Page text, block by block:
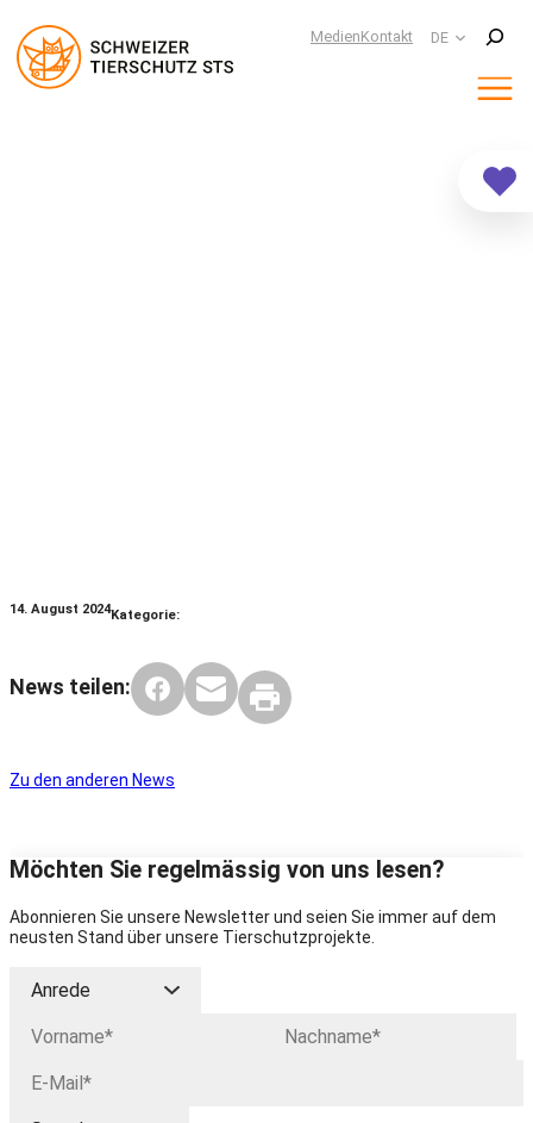
MedienKontakt DE
Suchen
14. August 2024Kategorie:
News teilen:
Zu den anderen News
Möchten Sie regelmässig von uns lesen?
Abonnieren Sie unsere Newsletter und seien Sie immer auf dem
neusten Stand über unsere Tierschutzprojekte.